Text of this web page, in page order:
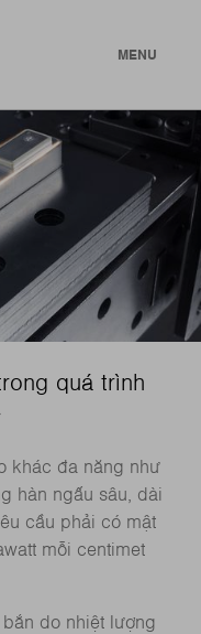
MENU
quá trình
khác đa năng như
hàn ngấu sâu, dài
cầu phải có mật
mỗi centimet
do nhiệt lượng